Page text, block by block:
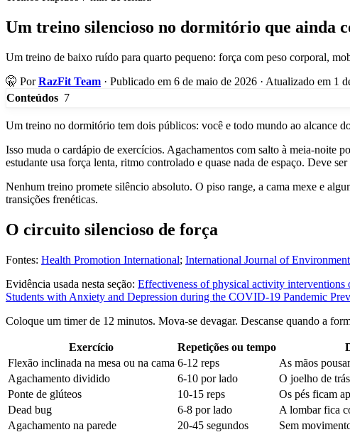
Um treino silencioso no dormitório que ainda
Um treino de baixo ruído para quarto pequeno: força com peso corporal,
🤫 PorRazFit Team · Publicado em 6 de maio de 2026 · Atualizado em 1
Conteúdos 7
Um treino no dormitório tem dois públicos: você e todo mundo ao alcance
Isso muda o cardápio de exercícios. Agachamentos com salto à meia-noite
estudante usa força lenta, ritmo controlado e quase nada de espaço. Deve
Nenhum treino promete silêncio absoluto. O piso range, a cama mexe e
transições frenéticas.
O circuito silencioso de força
Fontes: Health Promotion International; International Journal of
Evidência usada nesta seção: Effectiveness of physical activity interventions
Students with Anxiety and Depression during the COVID-19 Pandemic
Coloque um timer de 12 minutos. Mova-se devagar. Descanse quando a
Exercício Repetições ou tempo
Flexão inclinada na mesa ou na cama 6-12 reps
As mãos
Agachamento dividido
6-10 por lado
O joelho de
Ponte de glúteos
10-15 reps
Os pés ficam
Dead bug
6-8 por lado
A lombar fica
Agachamento na parede
20-45 segundos Sem